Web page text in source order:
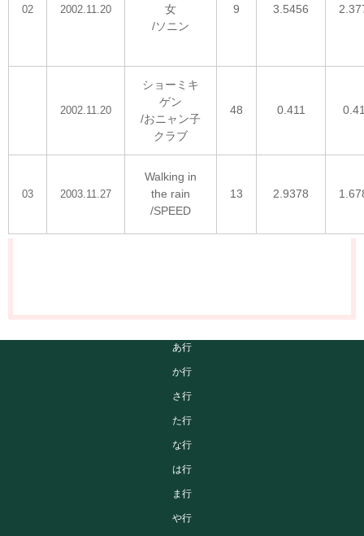
02 2002.11.20
女
/ソニン
9 3.5456
2002.11.20
ショーミキ
ゲン
/おニャン子
クラブ
48 0.411
03 2003.11.27
Walking in
the rain
/SPEED
13 2.9378
あ行
か行
さ行
た行
な行
は行
ま行
や行